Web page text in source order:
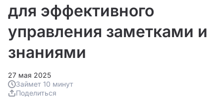
для эффективного
управления заметками и
знаниями
27 мая 2025
Займет 10 минут
Поделиться